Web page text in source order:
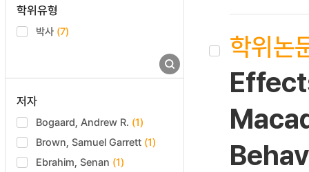
학위유형
박사 (7)
저자
Bogaard, Andrew R. (1)
Brown, Samuel Garrett (1)
Ebrahim, Senan (1)
학위논